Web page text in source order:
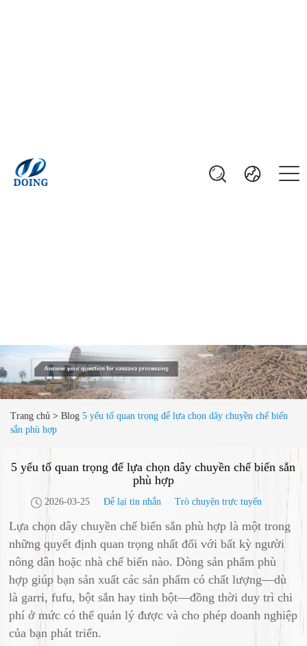
Trang chủ > Blog 5 yếu tố quan trọng để lựa chọn dây chuyền chế biến
sắn phù hợp
5 yếu tố quan trọng để lựa chọn dây chuyền chế biến sắn
phù hợp
2026-03-25 Để lại tin nhắn Trò chuyện trực tuyến
Lựa chọn dây chuyền chế biến sắn phù hợp là một trong
những quyết định quan trọng nhất đối với bất kỳ người
nông dân hoặc nhà chế biến nào. Dòng sản phẩm phù
hợp giúp bạn sản xuất các sản phẩm có chất lượng—dù
là garri, fufu, bột sắn hay tinh bột—đồng thời duy trì chi
phí ở mức có thể quản lý được và cho phép doanh nghiệp
của bạn phát triển.